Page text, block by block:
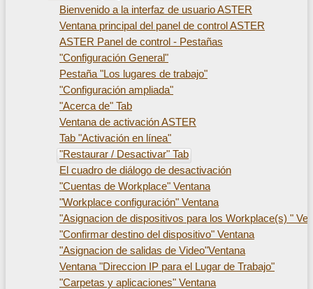
Bienvenido a la interfaz de usuario ASTER
Ventana principal del panel de control ASTER
ASTER Panel de control - Pestañas
"Configuración General"
Pestaña "Los lugares de trabajo"
"Configuración ampliada"
"Acerca de" Tab
Ventana de activación ASTER
Tab "Activación en línea"
"Restaurar / Desactivar" Tab
El cuadro de diálogo de desactivación
"Cuentas de Workplace" Ventana
"Workplace configuración" Ventana
"Asignacion de dispositivos para los Workplace(s) "
"Confirmar destino del dispositivo" Ventana
"Asignacion de salidas de Video"Ventana
Ventana "Direccion IP para el Lugar de Trabajo"
"Carpetas y aplicaciones" Ventana